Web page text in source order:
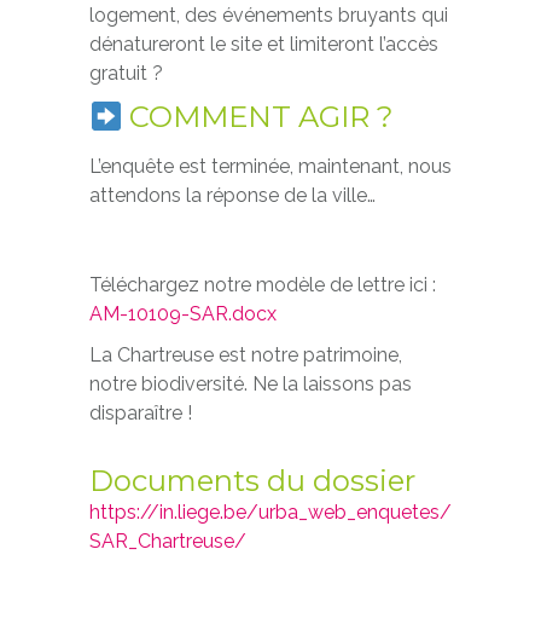
logement, des événements bruyants qui
dénatureront le site et limiteront l’accès
gratuit ?
COMMENT AGIR ?
L’enquête est terminée, maintenant, nous
attendons la réponse de la ville…
Téléchargez notre modèle de lettre ici :
AM-10109-SAR.docx
La Chartreuse est notre patrimoine,
notre biodiversité. Ne la laissons pas
disparaître !
Documents du dossier
https://in.liege.be/urba_web_enquetes/
SAR_Chartreuse/